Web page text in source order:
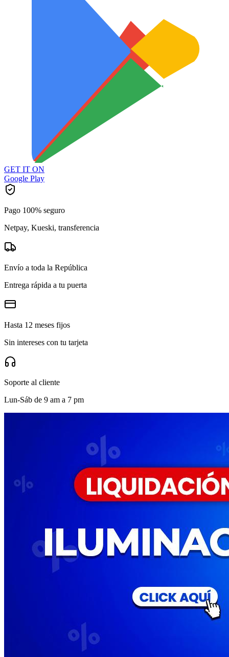
GET IT ON
Google Play
Pago 100% seguro
Netpay, Kueski, transferencia
Envío a toda la República
Entrega rápida a tu puerta
Hasta 12 meses fijos
Sin intereses con tu tarjeta
Soporte al cliente
Lun-Sáb de 9 am a 7 pm